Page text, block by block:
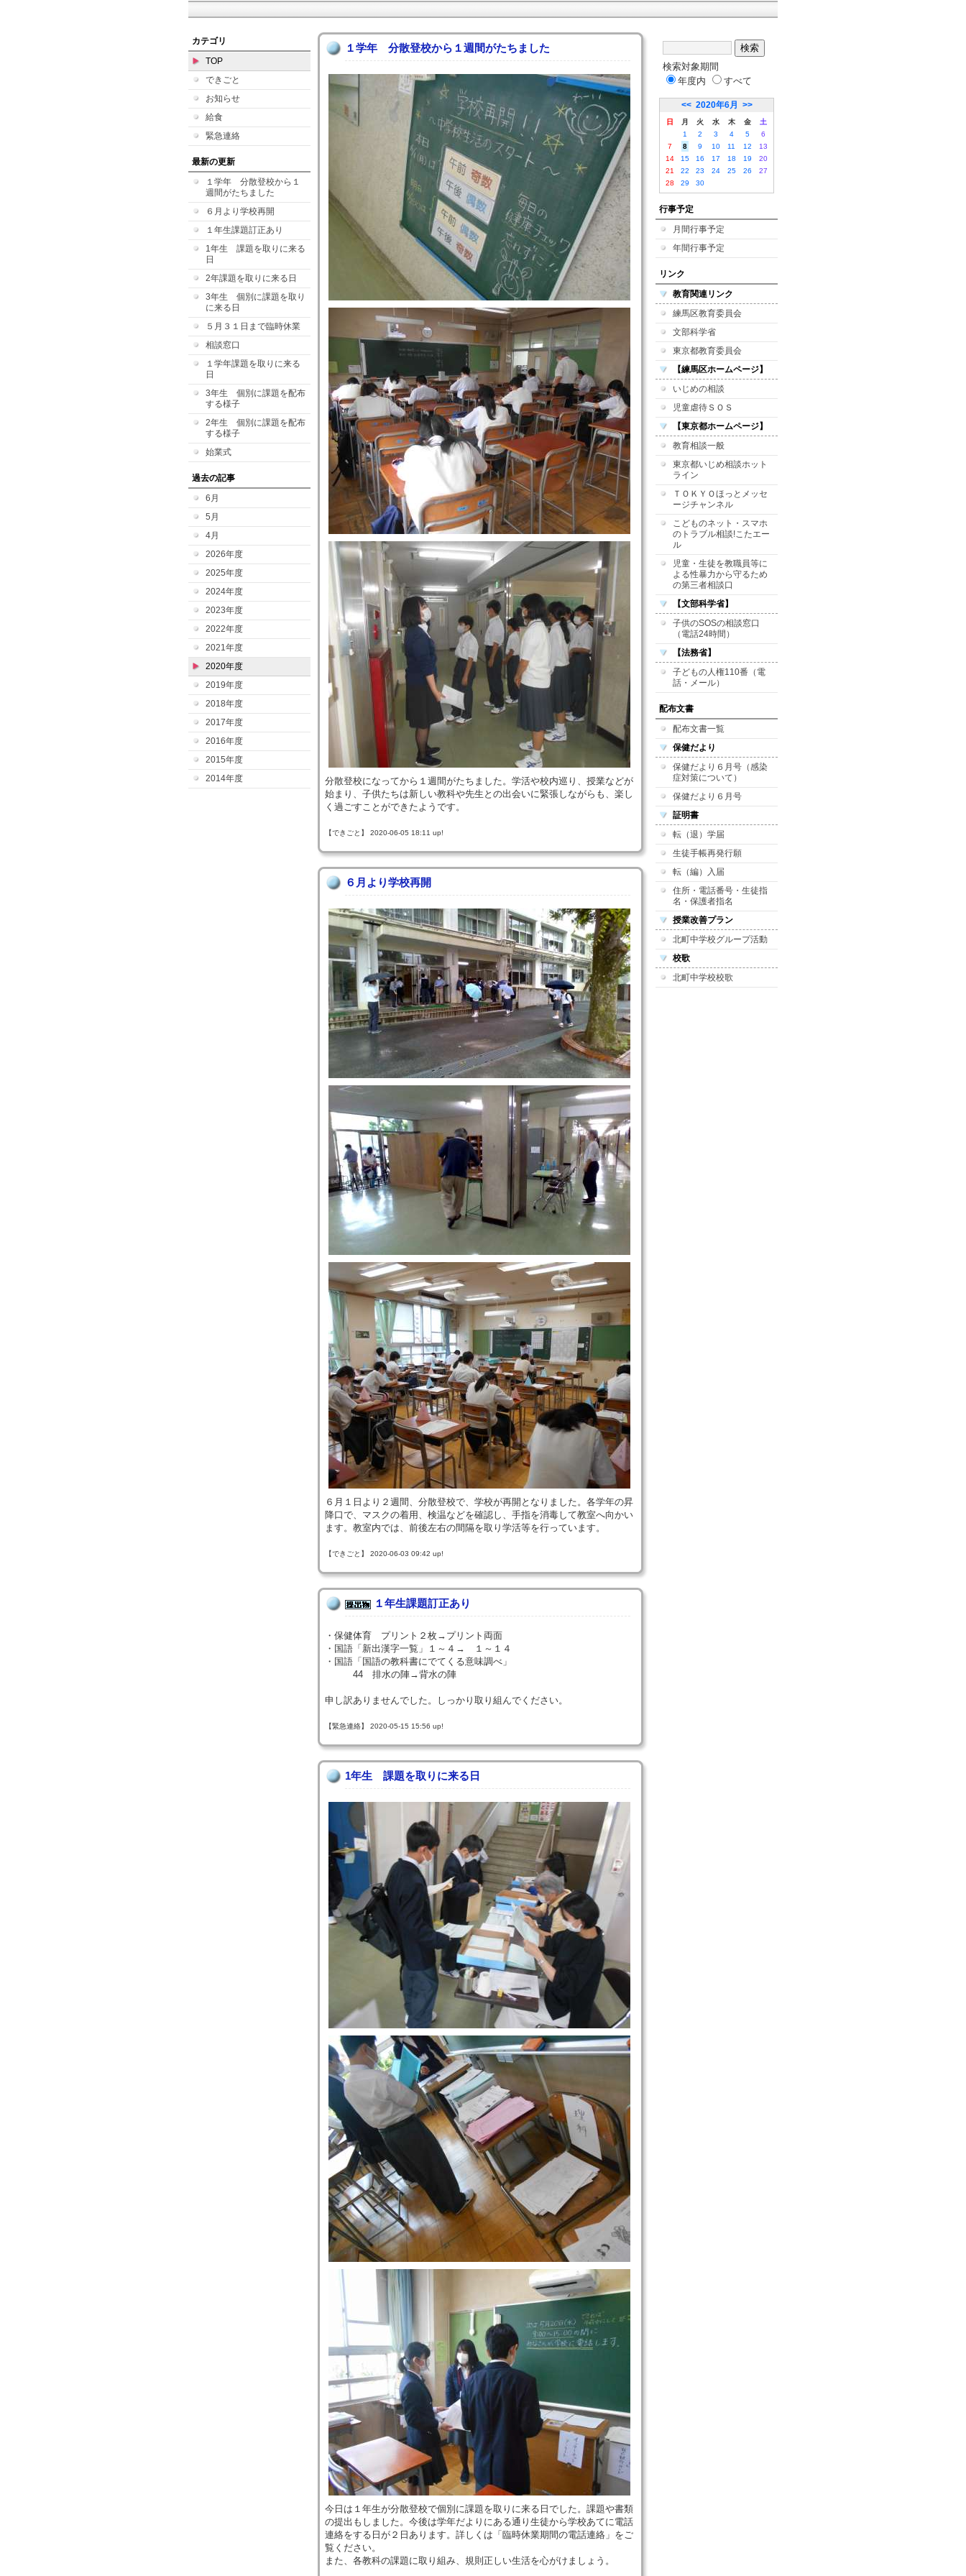
カテゴリ
TOP
できごと
お知らせ
給食
緊急連絡
最新の更新
１学年 分散登校から１
週間がたちました
６月より学校再開
１年生課題訂正あり
1年生 課題を取りに来る
日
2年課題を取りに来る日
3年生 個別に課題を取り
に来る日
５月３１日まで臨時休業
相談窓口
１学年課題を取りに来る
日
3年生 個別に課題を配布
する様子
2年生 個別に課題を配布
する様子
始業式
過去の記事
6月
5月
4月
2026年度
2025年度
2024年度
2023年度
2022年度
2021年度
2020年度
2019年度
2018年度
2017年度
2016年度
2015年度
2014年度
１学年 分散登校から１週間がたちました
分散登校になってから１週間がたちました。学活や校内巡り、授業などが
始まり、子供たちは新しい教科や先生との出会いに緊張しながらも、楽し
く過ごすことができたようです。
【できごと】 2020-06-05 18:11 up!
６月より学校再開
６月１日より２週間、分散登校で、学校が再開となりました。各学年の昇
降口で、マスクの着用、検温などを確認し、手指を消毒して教室へ向かい
ます。教室内では、前後左右の間隔を取り学活等を行っています。
【できごと】 2020-06-03 09:42 up!
１年生課題訂正あり
・保健体育 プリント２枚→プリント両面
・国語「新出漢字一覧」１～４→ １～１４
・国語「国語の教科書にでてくる意味調べ」
44 排水の陣→背水の陣
申し訳ありませんでした。しっかり取り組んでください。
【緊急連絡】 2020-05-15 15:56 up!
1年生 課題を取りに来る日
今日は１年生が分散登校で個別に課題を取りに来る日でした。課題や書類
の提出もしました。今後は学年だよりにある通り生徒から学校あてに電話
連絡をする日が２日あります。詳しくは「臨時休業期間の電話連絡」をご
覧ください。
また、各教科の課題に取り組み、規則正しい生活を心がけましょう。
検索対象期間
年度内
すべて
<< 2020年6月 >>
日 月 火 水 木 金
土
1
2 3 4 5
6
7
8 9 10 11 12
13
14
15 16 17 18 19
20
21
22 23 24 25 26
27
28
29 30
行事予定
月間行事予定
年間行事予定
リンク
教育関連リンク
練馬区教育委員会
文部科学省
東京都教育委員会
【練馬区ホームページ】
いじめの相談
児童虐待ＳＯＳ
【東京都ホームページ】
教育相談一般
東京都いじめ相談ホット
ライン
ＴＯＫＹＯほっとメッセ
ージチャンネル
こどものネット・スマホ
のトラブル相談!こたエー
ル
児童・生徒を教職員等に
よる性暴力から守るため
の第三者相談口
【文部科学省】
子供のSOSの相談窓口
（電話24時間）
【法務省】
子どもの人権110番（電
話・メール）
配布文書
配布文書一覧
保健だより
保健だより６月号（感染
症対策について）
保健だより６月号
証明書
転（退）学届
生徒手帳再発行願
転（編）入届
住所・電話番号・生徒指
名・保護者指名
授業改善プラン
北町中学校グループ活動
校歌
北町中学校校歌